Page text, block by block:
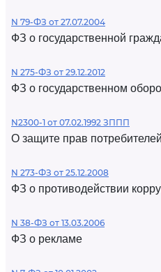
N 79-ФЗ от 27.07.2004
ФЗ о государственной
N 275-ФЗ от 29.12.2012
ФЗ о государственном
N2300-1 от 07.02.1992 ЗППП
О защите прав потребителей
N 273-ФЗ от 25.12.2008
ФЗ о противодействии
N 38-ФЗ от 13.03.2006
ФЗ о рекламе